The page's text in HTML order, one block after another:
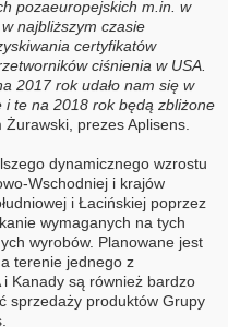
pozaeuropejskich m.in. w
najbliższym czasie
certyfikatów
ciśnienia w USA.
2017 rok udało nam się w
i te na 2018 rok będą zbliżone
Żurawski, prezes Aplisens.
dynamicznego wzrostu
Wschodniej i krajów
i Łacińskiej poprzez
wymaganych na tych
wyrobów. Planowane jest
terenie jednego z
Kanady są również bardzo
sprzedaży produktów Grupy